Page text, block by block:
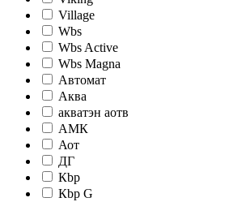
Village
Wbs
Wbs Active
Wbs Magna
Автомат
Аква
акватэн аотв
АМК
Аот
ДГ
Кbр
Кbр G